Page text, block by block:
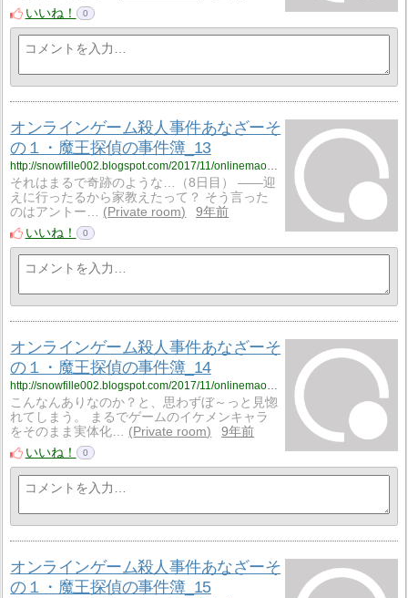
いいね！
0
オンラインゲーム殺人事件あなざーそ
の１・魔王探偵の事件簿_13
http://snowfille002.blogspot.com/2017/11/onlinemaoh0113.html
それはまるで奇跡のような…（8日目） ――迎
えに行ったるから家教えたって？ そう言った
のはアントー…
Private room
9年前
いいね！
0
オンラインゲーム殺人事件あなざーそ
の１・魔王探偵の事件簿_14
http://snowfille002.blogspot.com/2017/11/onlinemaoh0114.html
こんなんありなのか？と、思わずぼ～っと見惚
れてしまう。 まるでゲームのイケメンキャラ
をそのまま実体化…
Private room
9年前
いいね！
0
オンラインゲーム殺人事件あなざーそ
の１・魔王探偵の事件簿_15